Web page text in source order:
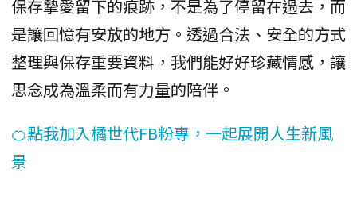
保存摯愛留下的痕跡，不是為了停留在過去，而
是讓回憶有安放的地方。透過合法、安全的方式
整理與保存重要資料，我們能好好珍藏情感，讓
思念成為溫柔而有力量的陪伴。
🍊點我加入橘世代FB粉專，一起展開人生新風
景